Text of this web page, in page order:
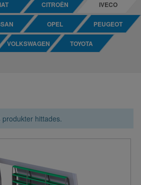
CITROÊN IVECO
OPEL PEUGEOT
VOLKSWAGEN TOYOTA
produkter hittades.